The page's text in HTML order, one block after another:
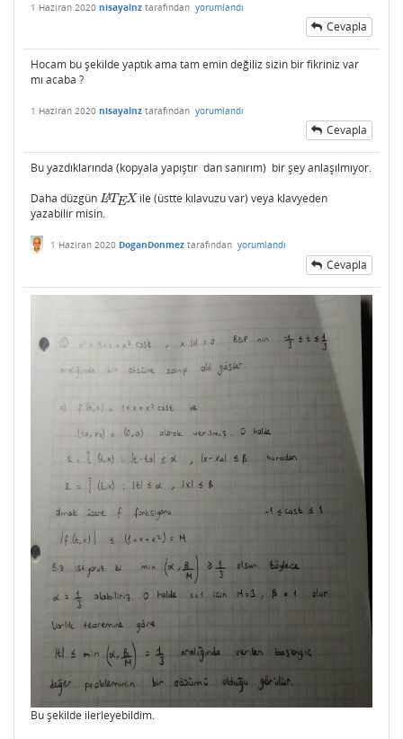
1 Haziran 2020 nisayalnz tarafından yorumlandı
Cevapla
Hocam bu şekilde yaptık ama tam emin değiliz sizin bir fikriniz var
mı acaba ?
1 Haziran 2020 nisayalnz tarafından yorumlandı
Cevapla
Bu yazdıklarında (kopyala yapıştır dan sanırım) bir şey anlaşılmıyor.
Daha düzgün LATEX
LATEX ile (üstte kılavuzu var) veya klavyeden
yazabilir misin.
1 Haziran 2020 DoganDonmez tarafından yorumlandı
Cevapla
Bu şekilde ilerleyebildim.